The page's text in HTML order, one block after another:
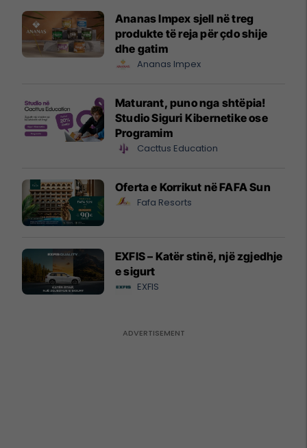
Ananas Impex sjell në treg
produkte të reja për çdo shije
dhe gatim
Ananas Impex
Maturant, puno nga shtëpia!
Studio Siguri Kibernetike ose
Programim
Cacttus Education
Oferta e Korrikut në FAFA Sun
Fafa Resorts
EXFIS – Katër stinë, një zgjedhje
e sigurt
EXFIS